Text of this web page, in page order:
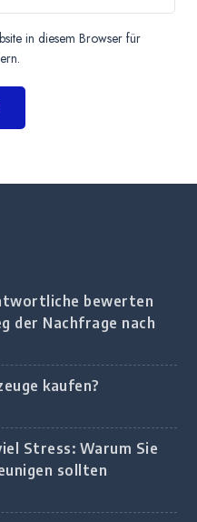
in diesem Browser für
bewerten
der Nachfrage nach
deutschen
kaufen?
Stress: Warum Sie
sollten